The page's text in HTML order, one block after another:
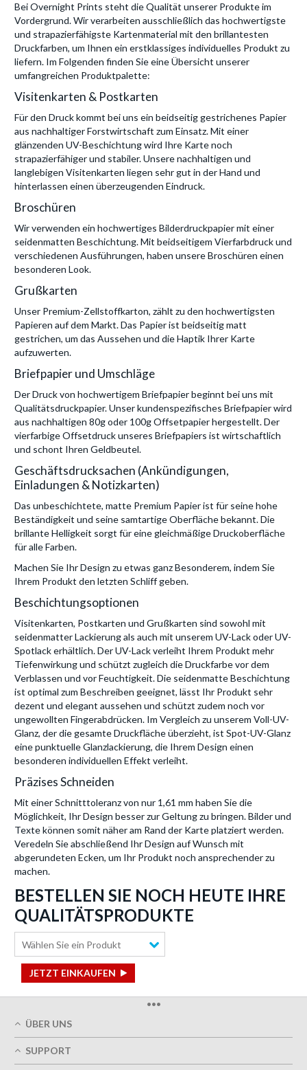
Bei Overnight Prints steht die Qualität unserer Produkte im
Vordergrund. Wir verarbeiten ausschließlich das hochwertigste
und strapazierfähigste Kartenmaterial mit den brillantesten
Druckfarben, um Ihnen ein erstklassiges individuelles Produkt zu
liefern. Im Folgenden finden Sie eine Übersicht unserer
umfangreichen Produktpalette:
Visitenkarten & Postkarten
Für den Druck kommt bei uns ein beidseitig gestrichenes Papier
aus nachhaltiger Forstwirtschaft zum Einsatz. Mit einer
glänzenden UV-Beschichtung wird Ihre Karte noch
strapazierfähiger und stabiler. Unsere nachhaltigen und
langlebigen Visitenkarten liegen sehr gut in der Hand und
hinterlassen einen überzeugenden Eindruck.
Broschüren
Wir verwenden ein hochwertiges Bilderdruckpapier mit einer
seidenmatten Beschichtung. Mit beidseitigem Vierfarbdruck und
verschiedenen Ausführungen, haben unsere Broschüren einen
besonderen Look.
Grußkarten
Unser Premium-Zellstoffkarton, zählt zu den hochwertigsten
Papieren auf dem Markt. Das Papier ist beidseitig matt
gestrichen, um das Aussehen und die Haptik Ihrer Karte
aufzuwerten.
Briefpapier und Umschläge
Der Druck von hochwertigem Briefpapier beginnt bei uns mit
Qualitätsdruckpapier. Unser kundenspezifisches Briefpapier wird
aus nachhaltigen 80g oder 100g Offsetpapier hergestellt. Der
vierfarbige Offsetdruck unseres Briefpapiers ist wirtschaftlich
und schont Ihren Geldbeutel.
Geschäftsdrucksachen (Ankündigungen,
Einladungen & Notizkarten)
Das unbeschichtete, matte Premium Papier ist für seine hohe
Beständigkeit und seine samtartige Oberfläche bekannt. Die
brillante Helligkeit sorgt für eine gleichmäßige Druckoberfläche
für alle Farben.
Machen Sie Ihr Design zu etwas ganz Besonderem, indem Sie
Ihrem Produkt den letzten Schliff geben.
Beschichtungsoptionen
Visitenkarten, Postkarten und Grußkarten sind sowohl mit
seidenmatter Lackierung als auch mit unserem UV-Lack oder UV-
Spotlack erhältlich. Der UV-Lack verleiht Ihrem Produkt mehr
Tiefenwirkung und schützt zugleich die Druckfarbe vor dem
Verblassen und vor Feuchtigkeit. Die seidenmatte Beschichtung
ist optimal zum Beschreiben geeignet, lässt Ihr Produkt sehr
dezent und elegant aussehen und schützt zudem noch vor
ungewollten Fingerabdrücken. Im Vergleich zu unserem Voll-UV-
Glanz, der die gesamte Druckfläche überzieht, ist Spot-UV-Glanz
eine punktuelle Glanzlackierung, die Ihrem Design einen
besonderen individuellen Effekt verleiht.
Präzises Schneiden
Mit einer Schnitttoleranz von nur 1,61 mm haben Sie die
Möglichkeit, Ihr Design besser zur Geltung zu bringen. Bilder und
Texte können somit näher am Rand der Karte platziert werden.
Veredeln Sie abschließend Ihr Design auf Wunsch mit
abgerundeten Ecken, um Ihr Produkt noch ansprechender zu
machen.
BESTELLEN SIE NOCH HEUTE IHRE
QUALITÄTSPRODUKTE
Wählen Sie ein Produkt
JETZT EINKAUFEN
•••
ÜBER UNS
SUPPORT